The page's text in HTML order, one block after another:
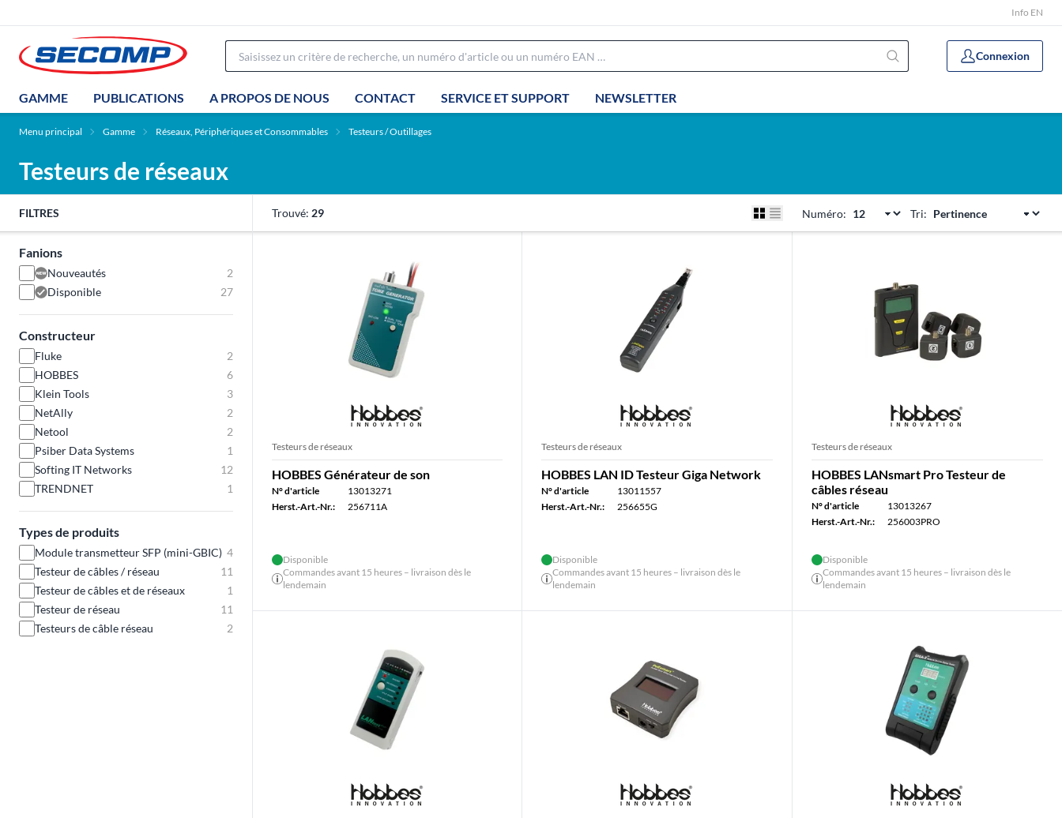
Info EN
Connexion
GAMME PUBLICATIONS A PROPOS DE NOUS CONTACT SERVICE ET SUPPORT NEWSLETTER
Menu principal Gamme Réseaux, Périphériques et Consommables Testeurs / Outillages
Testeurs de réseaux
FILTRES
Fanions
Nouveautés
2
Disponible
27
Constructeur
Fluke
2
HOBBES
6
Klein Tools
3
NetAlly
2
Netool
2
Psiber Data Systems
1
Softing IT Networks
12
TRENDNET
1
Types de produits
Module transmetteur SFP (mini-GBIC) 4
Testeur de câbles / réseau
11
Testeur de câbles et de réseaux
1
Testeur de réseau
11
Testeurs de câble réseau
2
Trouvé: 29 Numéro: Tri:
Testeurs de réseaux
HOBBES Générateur de son
N° d'article
13013271
Herst.-Art.-Nr.:
256711A
Disponible
Commandes avant 15 heures – livraison dès le
lendemain
Testeurs de réseaux
HOBBES LAN ID Testeur Giga Network
N° d'article
13011557
Herst.-Art.-Nr.:
256655G
Disponible
Commandes avant 15 heures – livraison dès le
lendemain
Testeurs de réseaux
HOBBES LANsmart Pro Testeur de
câbles réseau
N° d'article
13013267
Herst.-Art.-Nr.:
256003PRO
Disponible
Commandes avant 15 heures – livraison dès le
lendemain